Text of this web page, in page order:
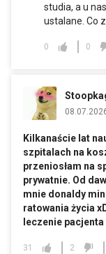
studia, a u
ustalane. Co
0 0
Kilkanaście lat
szpitalach na
przeniosłam na
prywatnie. Od
mnie donaldy
ratowania życia
leczenie
31 2